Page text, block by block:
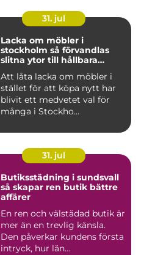
31. jul
Lacka om möbler i
stockholm så förvandlas
slitna ytor till hållbara
Att låta lacka om möbler i
stället för att köpa nytt har
blivit ett medvetet val för
många i Stockho...
31. jul
Butiksstädning i sundsvall
så skapar ren butik bättre
affärer
En ren och välstädad butik är
mer än en trevlig känsla.
Den påverkar kundens första
intryck, hur län...